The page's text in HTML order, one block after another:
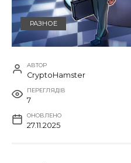
РАЗНОЕ
АВТОР
CryptoHamster
ПЕРЕГЛЯДІВ
7
ОНОВЛЕНО
27.11.2025